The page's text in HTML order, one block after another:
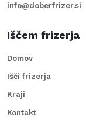
info@doberfrizer.si
Iščem frizerja
Domov
Išči frizerja
Kraji
Kontakt